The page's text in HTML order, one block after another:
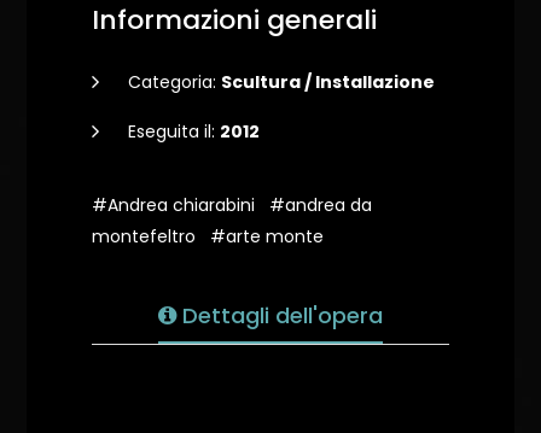
Informazioni generali
Categoria: Scultura / Installazione
Eseguita il: 2012
#Andrea chiarabini
#andrea da
montefeltro
#arte monte
Dettagli dell'opera